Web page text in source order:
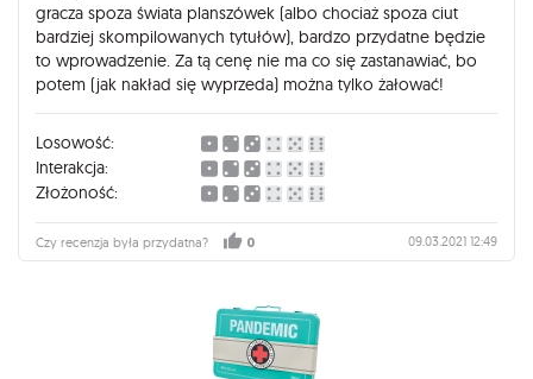
gracza spoza świata planszówek (albo chociaż spoza ciut
bardziej skompilowanych tytułów), bardzo przydatne będzie
to wprowadzenie. Za tą cenę nie ma co się zastanawiać, bo
potem (jak nakład się wyprzeda) można tylko żałować!
Losowość:
Interakcja:
Złożoność:
Czy recenzja była przydatna? 0 09.03.2021 12:49